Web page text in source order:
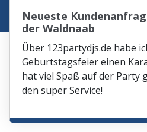
Neueste
der Waldnaab
Über 123partydjs.de habe
Geburtstagsfeier einen
hat viel Spaß auf der Party
den super Service!